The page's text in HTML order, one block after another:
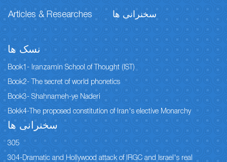
Articles & Researches سخنرانی ها
نسک ها
Book1- Iranzamin School of Thought (IST)
Book2- The secret of world phonetics
Book3- Shahnameh-ye Naderi
Bokk4-The proposed constitution of Iran's elective Monarchy
سخنرانی ها
305
304-Dramatic and Hollywood attack of IRGC and Israel's real